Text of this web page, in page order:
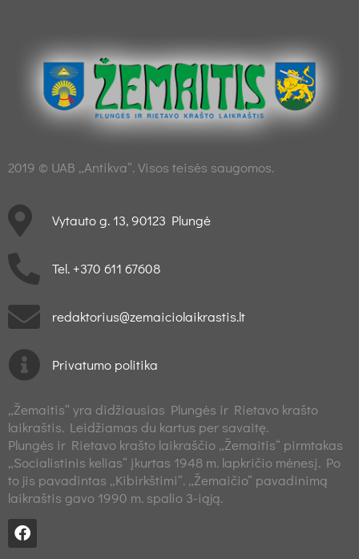
2019 © UAB „Antikva“. Visos teisės saugomos.
Vytauto g. 13, 90123 Plungė
Tel. +370 611 67608
redaktorius@zemaiciolaikrastis.lt
Privatumo politika
„Žemaitis“ yra didžiausias Plungės ir Rietavo krašto
laikraštis. Leidžiamas du kartus per savaitę.
Plungės ir Rietavo krašto laikraščio „Žemaitis“ pirmtakas
„Socialistinis kelias“ įkurtas 1948 m. lapkričio mėnesį. Po
to jis pavadintas „Kibirkštimi“. „Žemaičio“ pavadinimą
laikraštis gavo 1990 m. spalio 3-iąją.